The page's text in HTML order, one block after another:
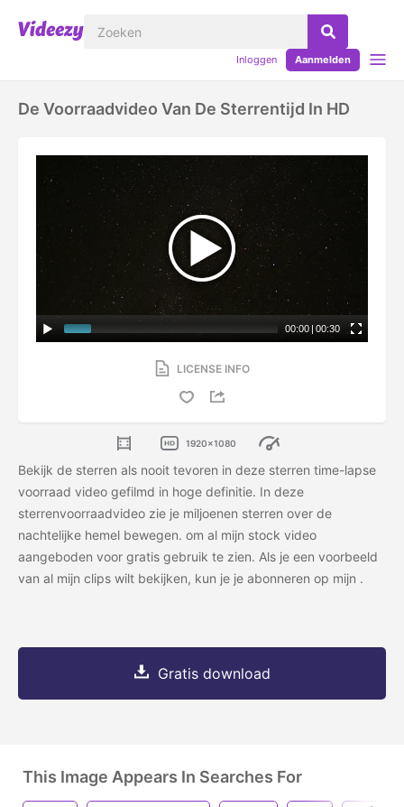
Inloggen Aanmelden
De Voorraadvideo Van De Sterrentijd In HD
00:00 | 00:30
LICENSE INFO
1920x1080
Bekijk de sterren als nooit tevoren in deze sterren time-lapse
voorraad video gefilmd in hoge definitie. In deze
sterrenvoorraadvideo zie je miljoenen sterren over de
nachtelijke hemel bewegen. om al mijn stock video
aangeboden voor gratis gebruik te zien. Als je een voorbeeld
van al mijn clips wilt bekijken, kun je je abonneren op mijn .
Gratis download
This Image Appears In Searches For